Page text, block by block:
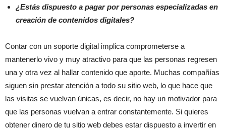
¿Estás dispuesto a pagar por personas especializadas en
creación de contenidos digitales?
Contar con un soporte digital implica comprometerse a
mantenerlo vivo y muy atractivo para que las personas regresen
una y otra vez al hallar contenido que aporte. Muchas compañías
siguen sin prestar atención a todo su sitio web, lo que hace que
las visitas se vuelvan únicas, es decir, no hay un motivador para
que las personas vuelvan a entrar constantemente. Si quieres
obtener dinero de tu sitio web debes estar dispuesto a invertir en